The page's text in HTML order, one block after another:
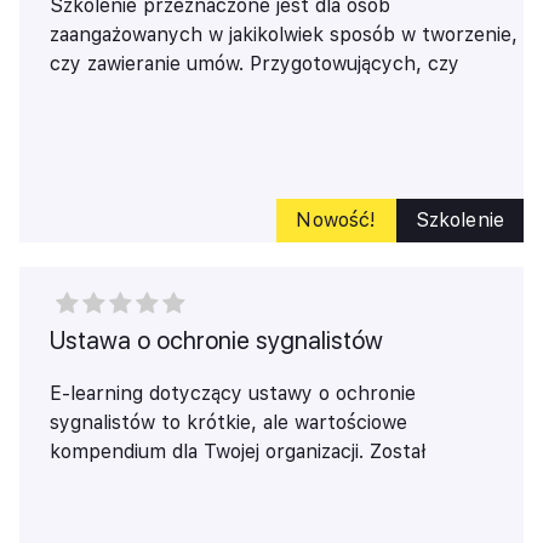
wierzyciele. Ze szkolenia dowiesz się w jaki sposób
można dochodzić od członków zarządu tej
Szkolenie przeznaczone jest dla osób
zaangażowanych w jakikolwiek sposób w tworzenie,
czy zawieranie umów. Przygotowujących, czy
skąd i jakie informacje dotyczące kontrahenta mogą
zostać wyczytane z publicznie dostępnych
Problem, który pojawia się przy wykonaniu umowy
często jest powodowany błędem popełnionym już
na etapie jej zawierania. W trakcie szkolenia dowiesz
się, jak zabezpieczyć się przed takimi błędami. W jaki
sposób prawidłowo ustalić oraz ograniczyć ryzyka
związane z transakcją. Poznasz jak doprowadzić do
Nowość! Szkolenie
Ustawa o ochronie sygnalistów
E-learning dotyczący ustawy o ochronie
sygnalistów to krótkie, ale wartościowe
kompendium dla Twojej organizacji. Został